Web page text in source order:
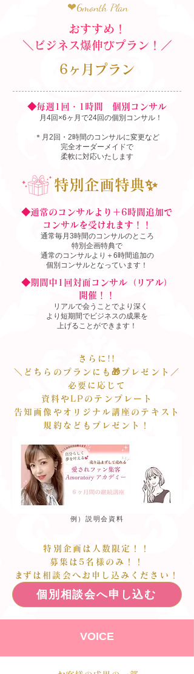
❤︎6month Plan
おすすめ！
＼ビジネス爆伸びプラン！／
6ヶ月プラン
◆毎週1回・1時間 個別コンサル
月4回×6ヶ月で24回の個別コンサル！
＊月2回・2時間のコンサルに変更など
完全オーダーメイドで
柔軟に対応いたします
特別企画特典✨
◆通常のコンサルより＋6時間追加で
​コンサルを受けれます！！
通常毎月3時間のコンサルのところ
特別企画特典で
通常のコンサルより＋6時間追加の
個別コンサルとなっています！
◆期間中1回対面コンサル（リアル）
開催！！
リアルで会うことでより深く
より短期間でビジネスの成果を
​上げることができます！
さらに!!
＼どちらのプランにも🎁プレゼント／
必要に応じて
資料やLPのテンプレート
告知画像やオリジナル講座のテキスト
規約などもプレゼント！
例）説明会資料
特別企画は人数限定！！
募集は5名様のみ！！
​まずは相談会へお申し込みください！
個別相談会へ申し込む
VOICE